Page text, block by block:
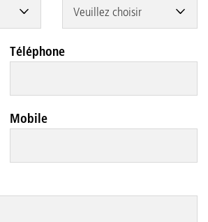
Veuillez choisir
Téléphone
Mobile